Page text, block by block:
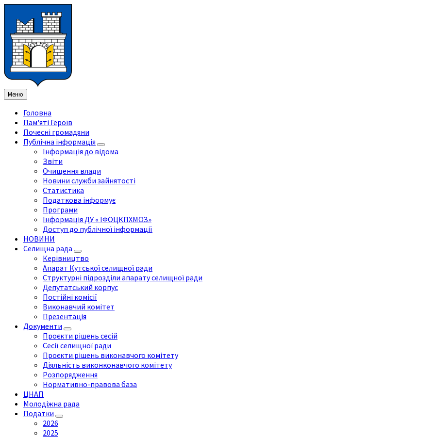
змісту
ліву
бічну
панель
праву
бічну
панель
нижнього
колонтитула
Меню
Головна
Пам'яті Героїв
Почесні громадяни
Публічна інформація
Інформація до відома
Звіти
Очищення влади
Новини служби зайнятості
Статистика
Податкова інформує
Програми
Інформація ДУ « ІФОЦКПХМОЗ»
Доступ до публічної інформації
НОВИНИ
Селищна рада
Керівництво
Апарат Кутської селищної ради
Структурні підрозділи апарату селищної ради
Депутатський корпус
Постійні комісії
Виконавчий комітет
Презентація
Документи
Проєкти рішень сесій
Сесії селищної ради
Проєкти рішень виконавчого комітету
Діяльність виконконавчого комітету
Розпорядження
Нормативно-правова база
ЦНАП
Молодіжна рада
Податки
2026
2025